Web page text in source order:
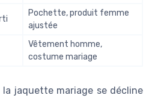
Pochette, produit femme
ajustée
Vêtement homme,
costume mariage
la jaquette mariage se décline